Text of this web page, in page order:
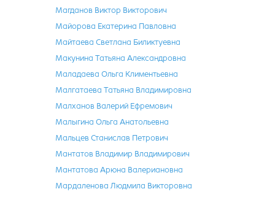
Магданов Виктор Викторович
Майорова Екатерина Павловна
Майтаева Светлана Биликтуевна
Макунина Татьяна Александровна
Маладаева Ольга Климентьевна
Малгатаева Татьяна Владимировна
Малханов Валерий Ефремович
Малыгина Ольга Анатольевна
Мальцев Станислав Петрович
Мантатов Владимир Владимирович
Мантатова Арюна Валериановна
Мардаленова Людмила Викторовна